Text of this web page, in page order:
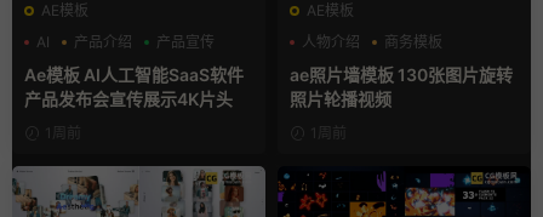
AE模板
AI
产品介绍 产品宣传
Ae模板 AI人工智能SaaS软件
产品发布会宣传展示4K片头
1周前
AE模板
人物介绍
商务模板
幻灯片
ae照片墙模板 130张图片旋转
照片轮播视频
1周前